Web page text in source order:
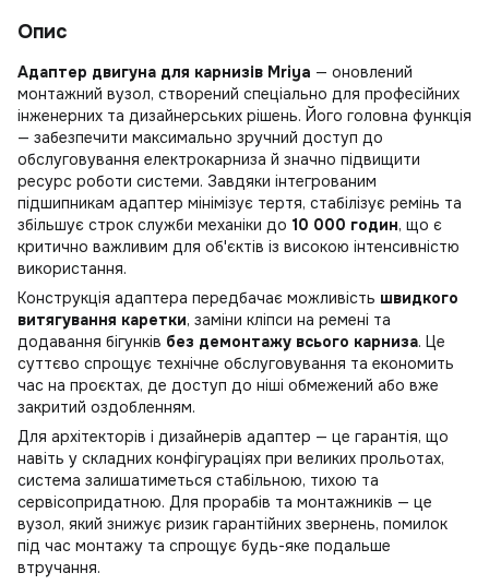
Опис
Адаптер двигуна для карнизів Mriya — оновлений
монтажний вузол, створений спеціально для професійних
інженерних та дизайнерських рішень. Його головна функція
— забезпечити максимально зручний доступ до
обслуговування електрокарниза й значно підвищити
ресурс роботи системи. Завдяки інтегрованим
підшипникам адаптер мінімізує тертя, стабілізує ремінь та
збільшує строк служби механіки до 10 000 годин, що є
критично важливим для об'єктів із високою інтенсивністю
використання.
Конструкція адаптера передбачає можливість швидкого
витягування каретки, заміни кліпси на ремені та
додавання бігунків без демонтажу всього карниза. Це
суттєво спрощує технічне обслуговування та економить
час на проєктах, де доступ до ніші обмежений або вже
закритий оздобленням.
Для архітекторів і дизайнерів адаптер — це гарантія, що
навіть у складних конфігураціях при великих прольотах,
система залишатиметься стабільною, тихою та
сервісопридатною. Для прорабів та монтажників — це
вузол, який знижує ризик гарантійних звернень, помилок
під час монтажу та спрощує будь-яке подальше
втручання.